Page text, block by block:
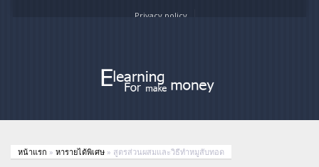
Privacy policy
หน้าแรก »หารายได้พิเศษ » สูตรส่วนผสมและวิธีทำหมูสับทอด